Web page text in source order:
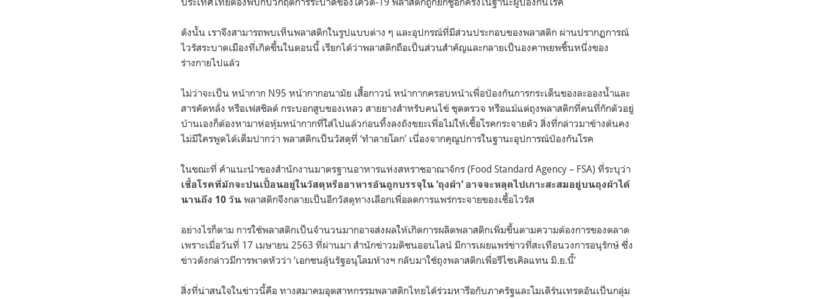
ดังนั้น เราจึงสามารถพบเห็นพลาสติกในรูปแบบต่าง ๆ และอุปกรณ์ที่มีส่วนประกอบของพลาสติก ผ่านปรากฏการณ์
ไวรัสระบาดเมืองที่เกิดขึ้นในตอนนี้ เรียกได้ว่าพลาสติกถือเป็นส่วนสำคัญและกลายเป็นองคาพยพชิ้นหนึ่งของ
ร่างกายไปแล้ว
ไม่ว่าจะเป็น หน้ากาก N95 หน้ากากอนามัย เสื้อกาวน์ หน้ากากครอบหน้าเพื่อป้องกันการกระเด็นของละอองน้ำและ
สารคัดหลั่ง หรือเฟสชิลด์ กระบอกสูบของเหลว สายยางสำหรับคนไข้ ชุดตรวจ หรือแม้แต่ถุงพลาสติกที่คนที่กักตัวอยู่
บ้านเองก็ต้องหามาห่อหุ้มหน้ากากที่ใส่ไปแล้วก่อนทิ้งลงถังขยะเพื่อไม่ให้เชื้อโรคกระจายตัว สิ่งที่กล่าวมาข้างต้นคง
ไม่มีใครพูดได้เต็มปากว่า พลาสติกเป็นวัสดุที่ ‘ทำลายโลก’ เนื่องจากคุณูปการในฐานะอุปการณ์ป้องกันโรค
ในขณะที่ คำแนะนำของสำนักงานมาตรฐานอาหารแห่งสหราชอาณาจักร (Food Standard Agency – FSA) ที่ระบุว่า
เชื้อโรคที่มักจะปนเปื้อนอยู่ในวัสดุหรืออาหารอันถูกบรรจุใน ‘ถุงผ้า’ อาจจะหลุดไปเกาะสะสมอยู่บนถุงผ้าได้
นานถึง 10 วัน พลาสติกจึงกลายเป็นอีกวัสดุทางเลือกเพื่อลดการแพร่กระจายของเชื้อไวรัส
อย่างไรก็ตาม การใช้พลาสติกเป็นจำนวนมากอาจส่งผลให้เกิดการผลิตพลาสติกเพิ่มขึ้นตามความต้องการของตลาด
เพราะเมื่อวันที่ 17 เมษายน 2563 ที่ผ่านมา สำนักข่าวมติชนออนไลน์ มีการเผยแพร่ข่าวที่สะเทือนวงการอนุรักษ์ ซึ่ง
ข่าวดังกล่าวมีการพาดหัวว่า ‘เอกชนลุ้นรัฐอนุโลมห้างฯ กลับมาใช้ถุงพลาสติกเพื่อรีไซเคิลแทน มิ.ย.นี้’
สิ่งที่น่าสนใจในข่าวนี้คือ ทางสมาคมอุตสาหกรรมพลาสติกไทยได้ร่วมหารือกับภาครัฐและโมเดิร์นเทรดอันเป็นกลุ่ม